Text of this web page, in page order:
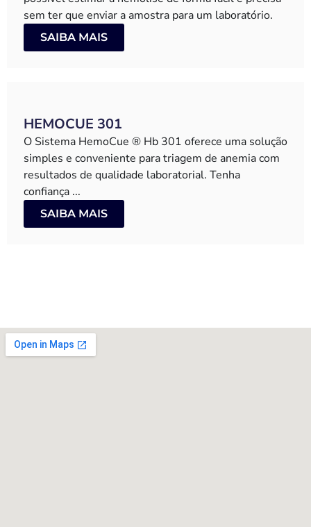
sem ter que enviar a amostra para um laboratório.
SAIBA MAIS
HEMOCUE 301
O Sistema HemoCue ® Hb 301 oferece uma solução
simples e conveniente para triagem de anemia com
resultados de qualidade laboratorial. Tenha
confiança ...
SAIBA MAIS